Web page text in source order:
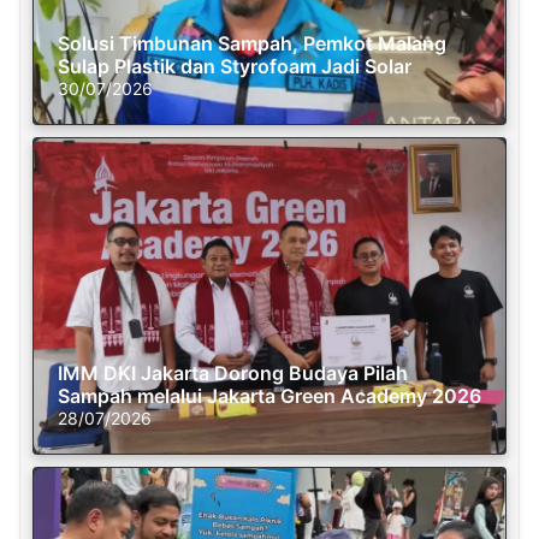
Solusi Timbunan Sampah, Pemkot Malang
Sulap Plastik dan Styrofoam Jadi Solar
30/07/2026
IMM DKI Jakarta Dorong Budaya Pilah
Sampah melalui Jakarta Green Academy 2026
28/07/2026